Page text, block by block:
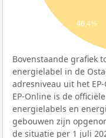
46,4%
Bovenstaande grafiek
energielabel in de
adresniveau uit het
EP-Online is de
energielabels en
gebouwen zijn
de situatie per 1 juli